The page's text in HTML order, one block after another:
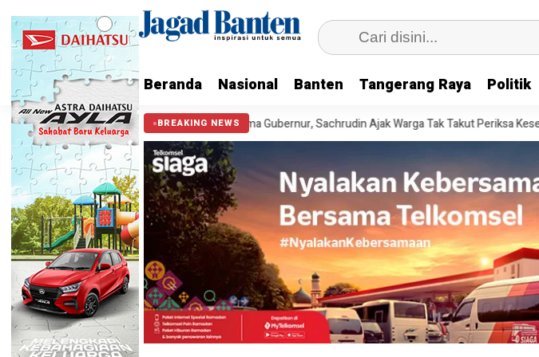
Beranda Nasional Banten Tangerang Raya Politik
BREAKING NEWS
Cek Kesehatan Gratis Bersama Gubernur, Sachrudin Ajak Warga Tak Takut Periksa Kesehatan